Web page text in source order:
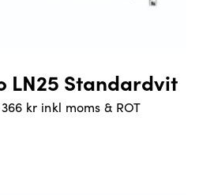
LN25 Standardvit
kr inkl moms & ROT